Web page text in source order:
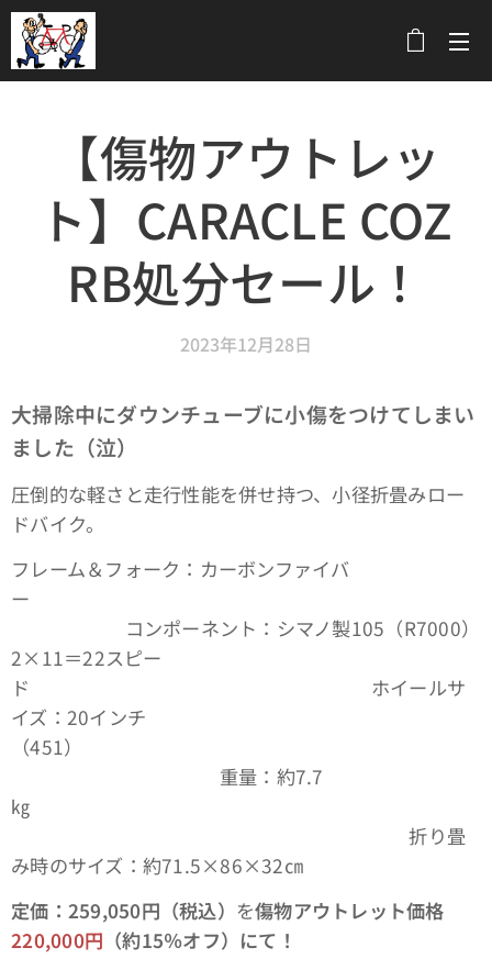
【傷物アウトレッ
ト】CARACLE COZ
RB処分セール！
2023年12月28日
大掃除中にダウンチューブに小傷をつけてしまい
ました（泣）
圧倒的な軽さと走行性能を併せ持つ、小径折畳みロー
ドバイク。
フレーム＆フォーク：カーボンファイバ
ー
コンポーネント：シマノ製105（R7000）
2×11＝22スピー
ド ホイールサ
イズ：20インチ
（451）
重量：約7.7
㎏
折り畳
み時のサイズ：約71.5×86×32㎝
定価：259,050円（税込） を傷物アウトレット価格
220,000円 （約15％オフ）にて！